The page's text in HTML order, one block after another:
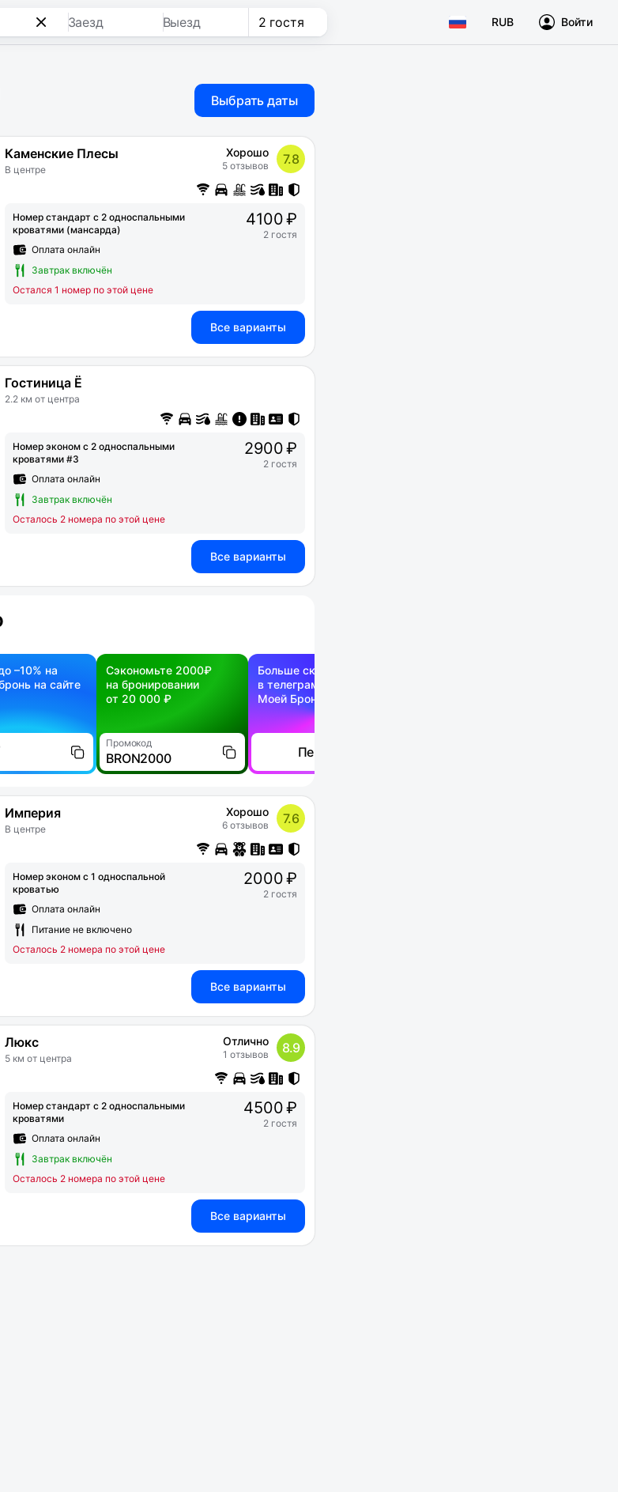
Заезд Выезд 2 гостя RUB Войти
Выбрать даты
Каменские Плесы
В центре
Хорошо
5 отзывов 7.8
Номер стандарт с 2 односпальными
кроватями (мансарда)
Оплата онлайн
Завтрак включён
Остался 1 номер по этой цене
4100 ₽
2 гостя
Все варианты
Гостиница Ё
2.2 км от центра
Номер эконом с 2 односпальными
кроватями #3
Оплата онлайн
Завтрак включён
Осталось 2 номера по этой цене
2900 ₽
2 гостя
Все варианты
–10% на
на сайте
Сэкономьте 2000₽
на бронировании
от 20 000 ₽
Промокод
BRON2000
Больше скидок —
в телеграм-канале
Моей Брони
Перейти
Империя
В центре
Хорошо
6 отзывов 7.6
Номер эконом с 1 односпальной
кроватью
Оплата онлайн
Питание не включено
Осталось 2 номера по этой цене
2000 ₽
2 гостя
Все варианты
Люкс
5 км от центра
Отлично
1 отзывов 8.9
Номер стандарт с 2 односпальными
кроватями
Оплата онлайн
Завтрак включён
Осталось 2 номера по этой цене
4500 ₽
2 гостя
Все варианты